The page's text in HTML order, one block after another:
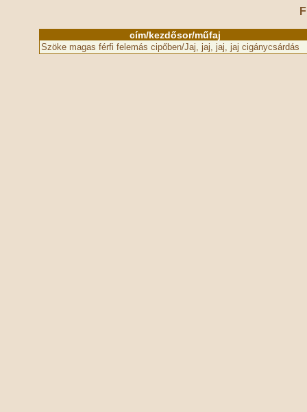
cím/kezdősor/műfaj
Szöke magas férfi felemás cipőben/Jaj, jaj, jaj, jaj cigánycsárdás